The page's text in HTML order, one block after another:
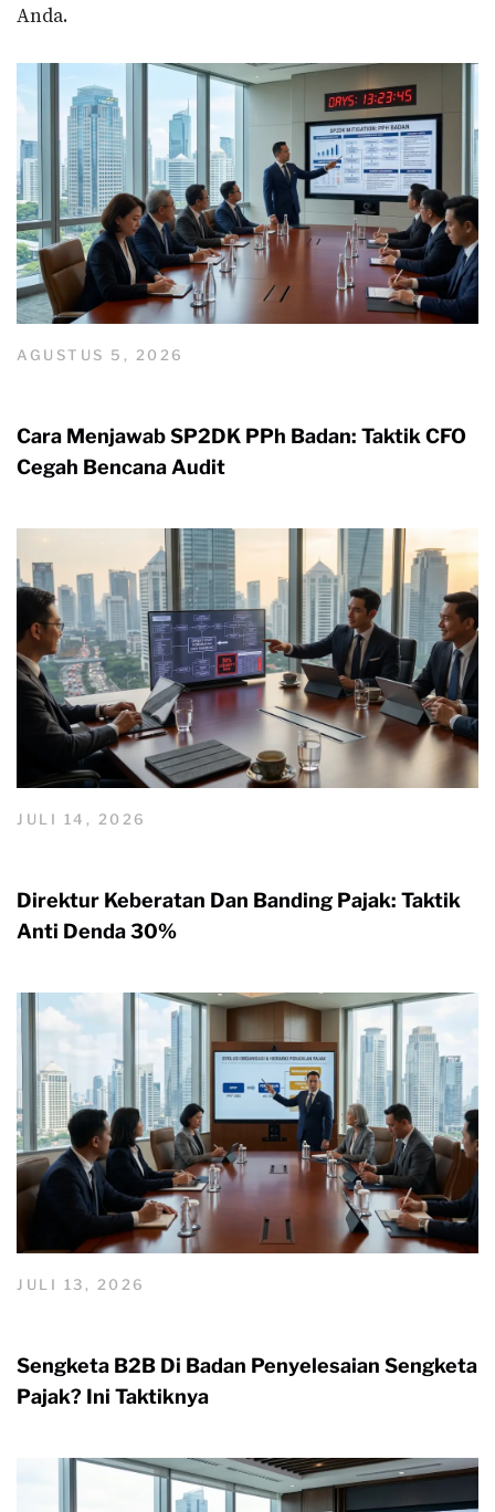
Anda.
AGUSTUS 5, 2026
Cara Menjawab SP2DK PPh Badan: Taktik CFO
Cegah Bencana Audit
JULI 14, 2026
Direktur Keberatan Dan Banding Pajak: Taktik
Anti Denda 30%
JULI 13, 2026
Sengketa B2B Di Badan Penyelesaian Sengketa
Pajak? Ini Taktiknya